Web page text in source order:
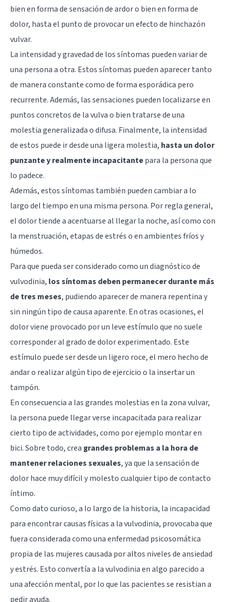
bien en forma de sensación de ardor o bien en forma de
dolor, hasta el punto de provocar un efecto de hinchazón
vulvar.
La intensidad y gravedad de los síntomas pueden variar de
una persona a otra. Estos síntomas pueden aparecer tanto
de manera constante como de forma esporádica pero
recurrente. Además, las sensaciones pueden localizarse en
puntos concretos de la vulva o bien tratarse de una
molestia generalizada o difusa. Finalmente, la intensidad
de estos puede ir desde una ligera molestia, hasta un dolor
punzante y realmente incapacitantepara la persona que
lo padece.
Además, estos síntomas también pueden cambiar a lo
largo del tiempo en una misma persona. Por regla general,
el dolor tiende a acentuarse al llegar la noche, así como con
la menstruación, etapas de estrés o en ambientes fríos y
húmedos.
Para que pueda ser considerado como un diagnóstico de
vulvodinia, los síntomas deben permanecer durante más
de tres meses, pudiendo aparecer de manera repentina y
sin ningún tipo de causa aparente. En otras ocasiones, el
dolor viene provocado por un leve estímulo que no suele
corresponder al grado de dolor experimentado. Este
estímulo puede ser desde un ligero roce, el mero hecho de
andar o realizar algún tipo de ejercicio o la insertar un
tampón.
En consecuencia a las grandes molestias en la zona vulvar,
la persona puede llegar verse incapacitada para realizar
cierto tipo de actividades, como por ejemplo montar en
bici. Sobre todo, crea grandes problemas a la hora de
mantener relaciones sexuales, ya que la sensación de
dolor hace muy difícil y molesto cualquier tipo de contacto
íntimo.
Como dato curioso, a lo largo de la historia, la incapacidad
para encontrar causas físicas a la vulvodinia, provocaba que
fuera considerada como una enfermedad psicosomática
propia de las mujeres causada por altos niveles de ansiedad
y estrés. Esto convertía a la vulvodinia en algo parecido a
una afección mental, por lo que las pacientes se resistian a
pedir ayuda.